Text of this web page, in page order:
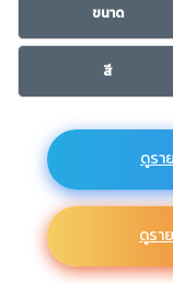
ขนาด
สี
ดูรา
ดูรา